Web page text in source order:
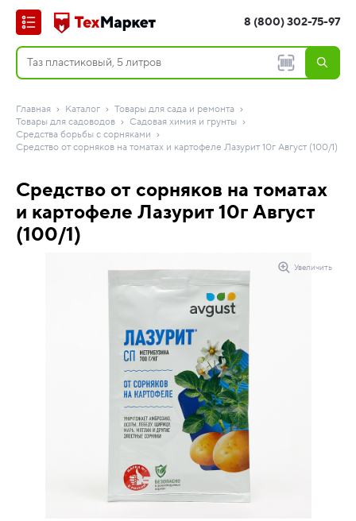
8 (800) 302-75-97
Главная Каталог
Товары для сада и ремонта
Товары для садоводов
Садовая химия и грунты
Средства борьбы с сорняками
Средство от сорняков на томатах и картофеле Лазурит 10г Август (100/1)
Средство от сорняков на томатах
и картофеле Лазурит 10г Август
(100/1)
Увеличить